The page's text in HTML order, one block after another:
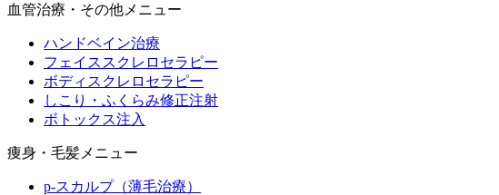
血管治療・その他メニュー
ハンドベイン治療
フェイススクレロセラピー
ボディスクレロセラピー
しこり・ふくらみ修正注射
ボトックス注入
痩身・毛髪メニュー
p-スカルプ（薄毛治療）